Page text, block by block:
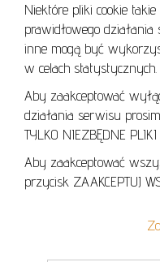
Niektóre pliki cookie
prawidłowego działania
inne mogą być
w celach statystycznych.
Aby zaakceptować
działania serwisu
TYLKO NIEZBĘDNE PLIKI
Aby zaakceptować
przycisk ZAAKCEPTUJ
POLITYKA PRYWATNOŚCI
POLITYKA COOKIES